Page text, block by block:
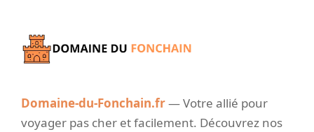
Domaine-du-Fonchain.fr— Votre allié pour
voyager pas cher et facilement. Découvrez nos